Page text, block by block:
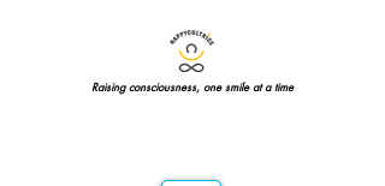
Raising consciousness, one smile at a time